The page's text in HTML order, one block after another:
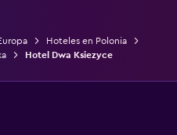
Hoteles en Polonia
Hotel Dwa Ksiezyce